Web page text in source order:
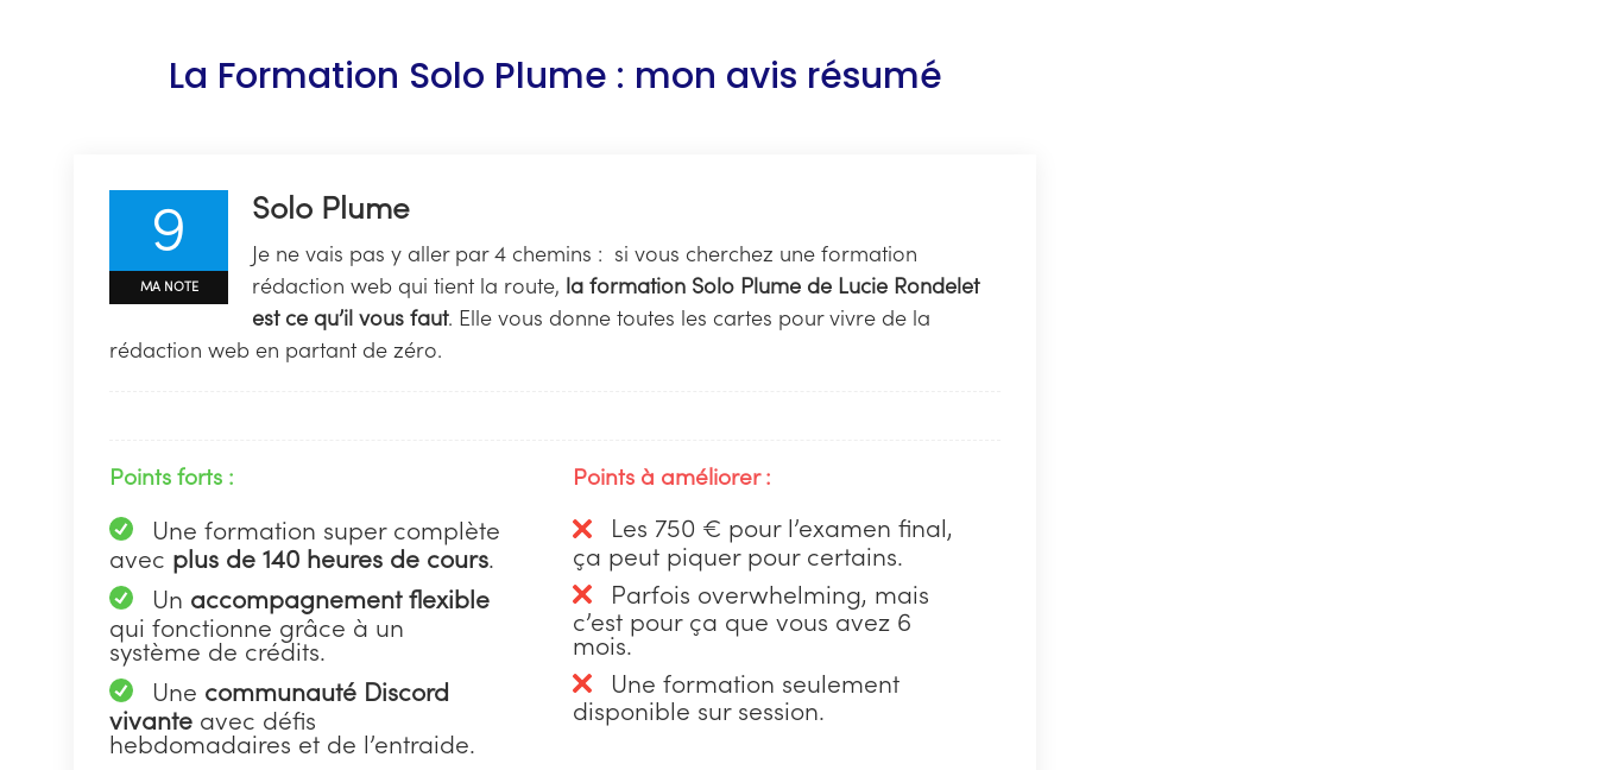
La Formation Solo Plume : mon avis résumé
9
MA NOTE
Solo Plume
Je ne vais pas y aller par 4 chemins : si vous cherchez une formation
rédaction web qui tient la route, la formation Solo Plume de Lucie Rondelet
est ce qu’il vous faut. Elle vous donne toutes les cartes pour vivre de la
rédaction web en partant de zéro.
Points forts :
Une formation super complète
avec plus de 140 heures de cours.
Un accompagnement flexible
qui fonctionne grâce à un
système de crédits.
Une communauté Discord
vivante avec défis
hebdomadaires et de l’entraide.
Points à améliorer :
Les 750 € pour l’examen final,
ça peut piquer pour certains.
Parfois overwhelming, mais
c’est pour ça que vous avez 6
mois.
Une formation seulement
disponible sur session.